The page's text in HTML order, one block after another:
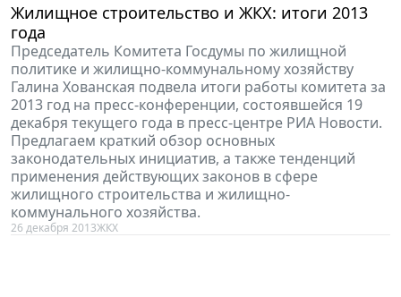
Жилищное строительство и ЖКХ: итоги 2013
года
Председатель Комитета Госдумы по жилищной
политике и жилищно-коммунальному хозяйству
Галина Хованская подвела итоги работы комитета за
2013 год на пресс-конференции, состоявшейся 19
декабря текущего года в пресс-центре РИА Новости.
Предлагаем краткий обзор основных
законодательных инициатив, а также тенденций
применения действующих законов в сфере
жилищного строительства и жилищно-
коммунального хозяйства.
26 декабря 2013ЖКХ